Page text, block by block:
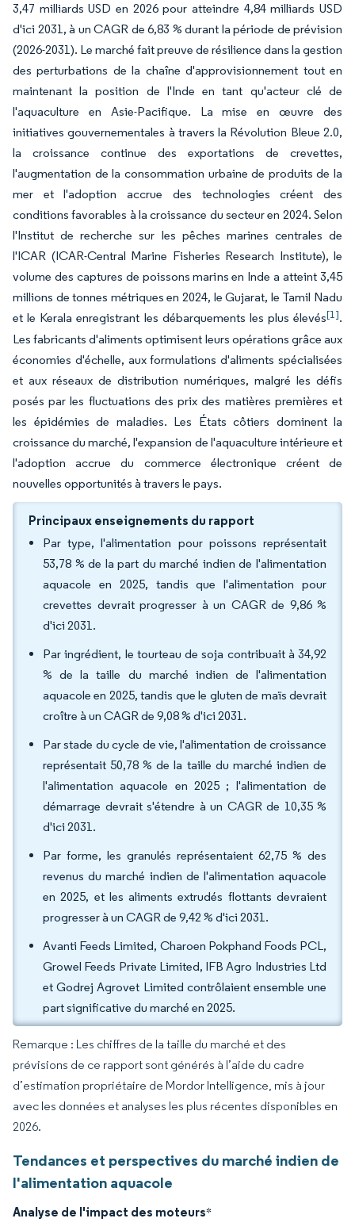
3,47 milliards USD en 2026 pour atteindre 4,84 milliards USD
d'ici 2031, à un CAGR de 6,83 % durant la période de prévision
(2026-2031). Le marché fait preuve de résilience dans la gestion
des perturbations de la chaîne d'approvisionnement tout en
maintenant la position de l'Inde en tant qu'acteur clé de
l'aquaculture en Asie-Pacifique. La mise en œuvre des
initiatives gouvernementales à travers la Révolution Bleue 2.0,
la croissance continue des exportations de crevettes,
l'augmentation de la consommation urbaine de produits de la
mer et l'adoption accrue des technologies créent des
conditions favorables à la croissance du secteur en 2024. Selon
l'Institut de recherche sur les pêches marines centrales de
l'ICAR (ICAR-Central Marine Fisheries Research Institute), le
volume des captures de poissons marins en Inde a atteint 3,45
millions de tonnes métriques en 2024, le Gujarat, le Tamil Nadu
et le Kerala enregistrant les débarquements les plus élevés[1].
Les fabricants d'aliments optimisent leurs opérations grâce aux
économies d'échelle, aux formulations d'aliments spécialisées
et aux réseaux de distribution numériques, malgré les défis
posés par les fluctuations des prix des matières premières et
les épidémies de maladies. Les États côtiers dominent la
croissance du marché, l'expansion de l'aquaculture intérieure et
l'adoption accrue du commerce électronique créent de
nouvelles opportunités à travers le pays.
Principaux enseignements du rapport
Par type, l'alimentation pour poissons représentait
53,78 % de la part du marché indien de l'alimentation
aquacole en 2025, tandis que l'alimentation pour
crevettes devrait progresser à un CAGR de 9,86 %
d'ici 2031.
Par ingrédient, le tourteau de soja contribuait à 34,92
% de la taille du marché indien de l'alimentation
aquacole en 2025, tandis que le gluten de maïs devrait
croître à un CAGR de 9,08 % d'ici 2031.
Par stade du cycle de vie, l'alimentation de croissance
représentait 50,78 % de la taille du marché indien de
l'alimentation aquacole en 2025 ; l'alimentation de
démarrage devrait s'étendre à un CAGR de 10,35 %
d'ici 2031.
Par forme, les granulés représentaient 62,75 % des
revenus du marché indien de l'alimentation aquacole
en 2025, et les aliments extrudés flottants devraient
progresser à un CAGR de 9,42 % d'ici 2031.
Avanti Feeds Limited, Charoen Pokphand Foods PCL,
Growel Feeds Private Limited, IFB Agro Industries Ltd
et Godrej Agrovet Limited contrôlaient ensemble une
part significative du marché en 2025.
Remarque : Les chiffres de la taille du marché et des
prévisions de ce rapport sont générés à l’aide du cadre
d’estimation propriétaire de Mordor Intelligence, mis à jour
avec les données et analyses les plus récentes disponibles en
2026.
Tendances et perspectives du marché indien de
l'alimentation aquacole
Analyse de l'impact des moteurs*